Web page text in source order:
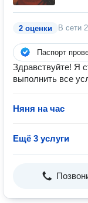
2 оценки В сети
Паспорт
Здравствуйте! Я
выполнить все
Няня на час
Ещё 3 услуги